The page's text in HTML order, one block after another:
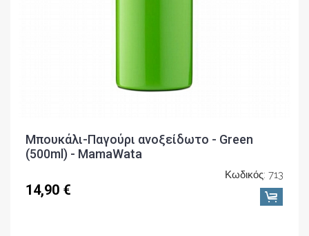
Μπουκάλι-Παγούρι ανοξείδωτο - Green
(500ml) - MamaWata
Κωδικός: 713
14,90 €